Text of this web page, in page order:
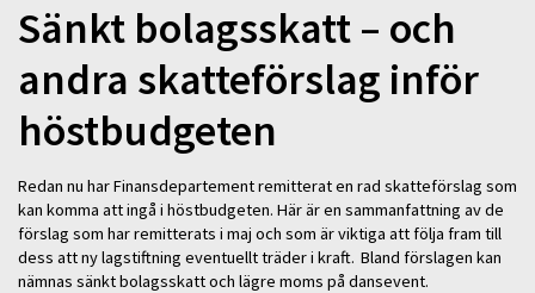
Sänkt bolagsskatt – och
andra skatteförslag inför
höstbudgeten
Redan nu har Finansdepartement remitterat en rad skatteförslag som
kan komma att ingå i höstbudgeten. Här är en sammanfattning av de
förslag som har remitterats i maj och som är viktiga att följa fram till
dess att ny lagstiftning eventuellt träder i kraft. Bland förslagen kan
nämnas sänkt bolagsskatt och lägre moms på dansevent.